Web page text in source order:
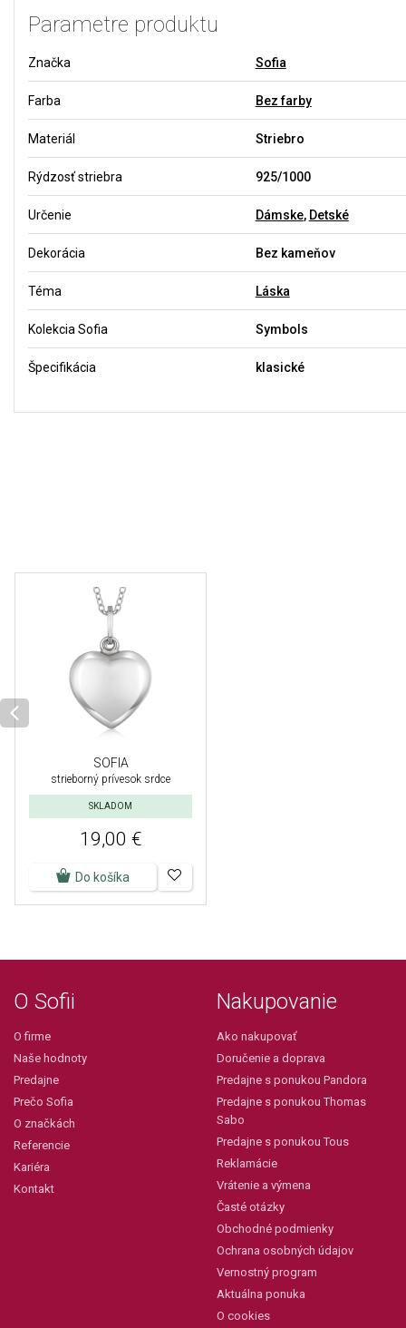
Parametre produktu
Značka Sofia
Farba Bez farby
Materiál Striebro
Rýdzosť striebra 925/1000
Určenie Dámske, Detské
Dekorácia Bez kameňov
Téma Láska
Kolekcia Sofia Symbols
Špecifikácia klasické
SOFIA
strieborný prívesok srdce
SKLADOM
19,00 €
Do košíka
O Sofii
O firme
Naše hodnoty
Predajne
Prečo Sofia
O značkách
Referencie
Kariéra
Kontakt
Nakupovanie
Ako nakupovať
Doručenie a doprava
Predajne s ponukou Pandora
Predajne s ponukou Thomas
Sabo
Predajne s ponukou Tous
Reklamácie
Vrátenie a výmena
Časté otázky
Obchodné podmienky
Ochrana osobných údajov
Vernostný program
Aktuálna ponuka
O cookies